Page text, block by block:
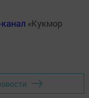
«Кукмор